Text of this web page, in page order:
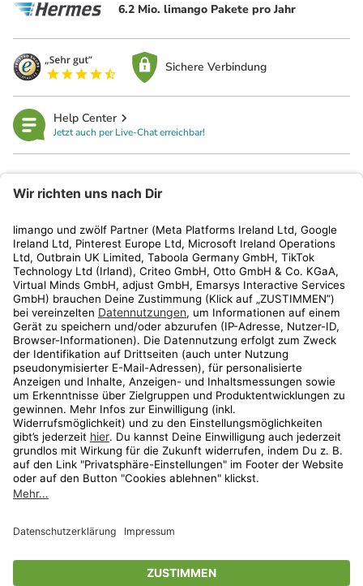
6.2 Mio. limango Pakete pro Jahr
Sichere Verbindung
Help Center
Jetzt auch per Live-Chat erreichbar!
Kundenservice
Shop
Aktionen
Travel